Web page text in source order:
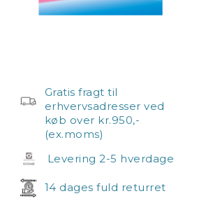
Gratis fragt til
erhvervsadresser ved
køb over kr.950,-
(ex.moms)
Levering 2-5 hverdage
14 dages fuld returret